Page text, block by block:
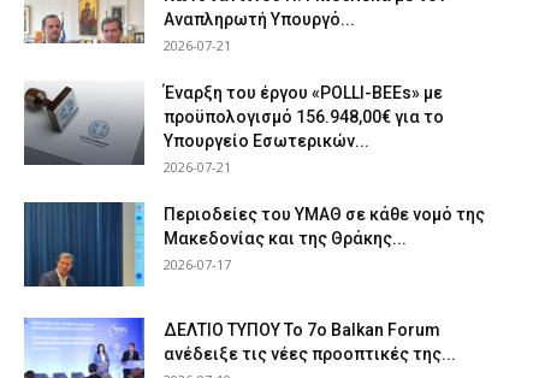
Αναπληρωτή Υπουργό...
2026-07-21
Έναρξη του έργου «POLLI-BEEs» με
προϋπολογισμό 156.948,00€ για το
Υπουργείο Εσωτερικών...
2026-07-21
Περιοδείες του ΥΜΑΘ σε κάθε νομό της
Μακεδονίας και της Θράκης...
2026-07-17
ΔΕΛΤΙΟ ΤΥΠΟΥ Το 7ο Balkan Forum
ανέδειξε τις νέες προοπτικές της...